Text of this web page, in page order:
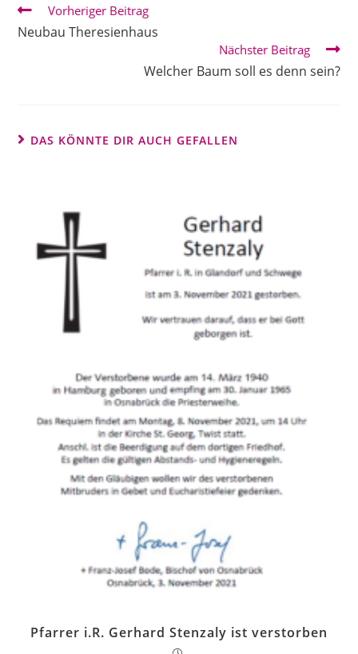
Weitere
Artikel
ansehen
Vorheriger Beitrag
Neubau Theresienhaus
Nächster Beitrag
Welcher Baum soll es denn sein?
DAS KÖNNTE DIR AUCH GEFALLEN
Pfarrer i.R. Gerhard Stenzaly ist verstorben